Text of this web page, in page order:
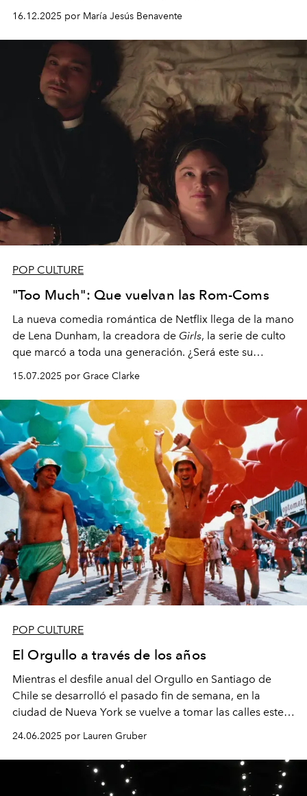
huella eterna en la moda, el cine y la libertad estética.
16.12.2025 por María Jesús Benavente
POP CULTURE
"Too Much": Que vuelvan las Rom-Coms
La nueva comedia romántica de Netflix llega de la mano
de Lena Dunham, la creadora de Girls, la serie de culto
que marcó a toda una generación. ¿Será este su
15.07.2025 por Grace Clarke
POP CULTURE
El Orgullo a través de los años
Mientras el desfile anual del Orgullo en Santiago de
Chile se desarrolló el pasado fin de semana, en la
ciudad de Nueva York se vuelve a tomar las calles este
29 de junio. Haz un recorrido por la historia del Pride a
través de estas imágenes.
24.06.2025 por Lauren Gruber